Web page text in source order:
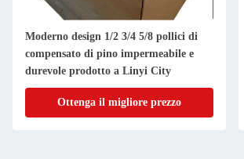
Moderno design 1/2 3/4 5/8 pollici di
compensato di pino impermeabile e
durevole prodotto a Linyi City
Ottenga il migliore prezzo